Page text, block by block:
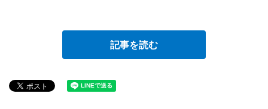
記事を読む